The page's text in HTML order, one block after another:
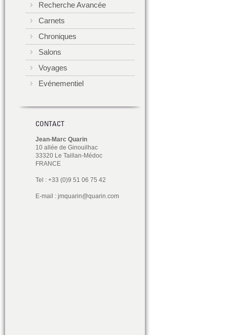
Recherche Avancée
Carnets
Chroniques
Salons
Voyages
Evénementiel
CONTACT
Jean-Marc Quarin
10 allée de Ginouilhac
33320 Le Taillan-Médoc
FRANCE
Tel : +33 (0)9 51 06 75 42
E-mail : jmquarin@quarin.com